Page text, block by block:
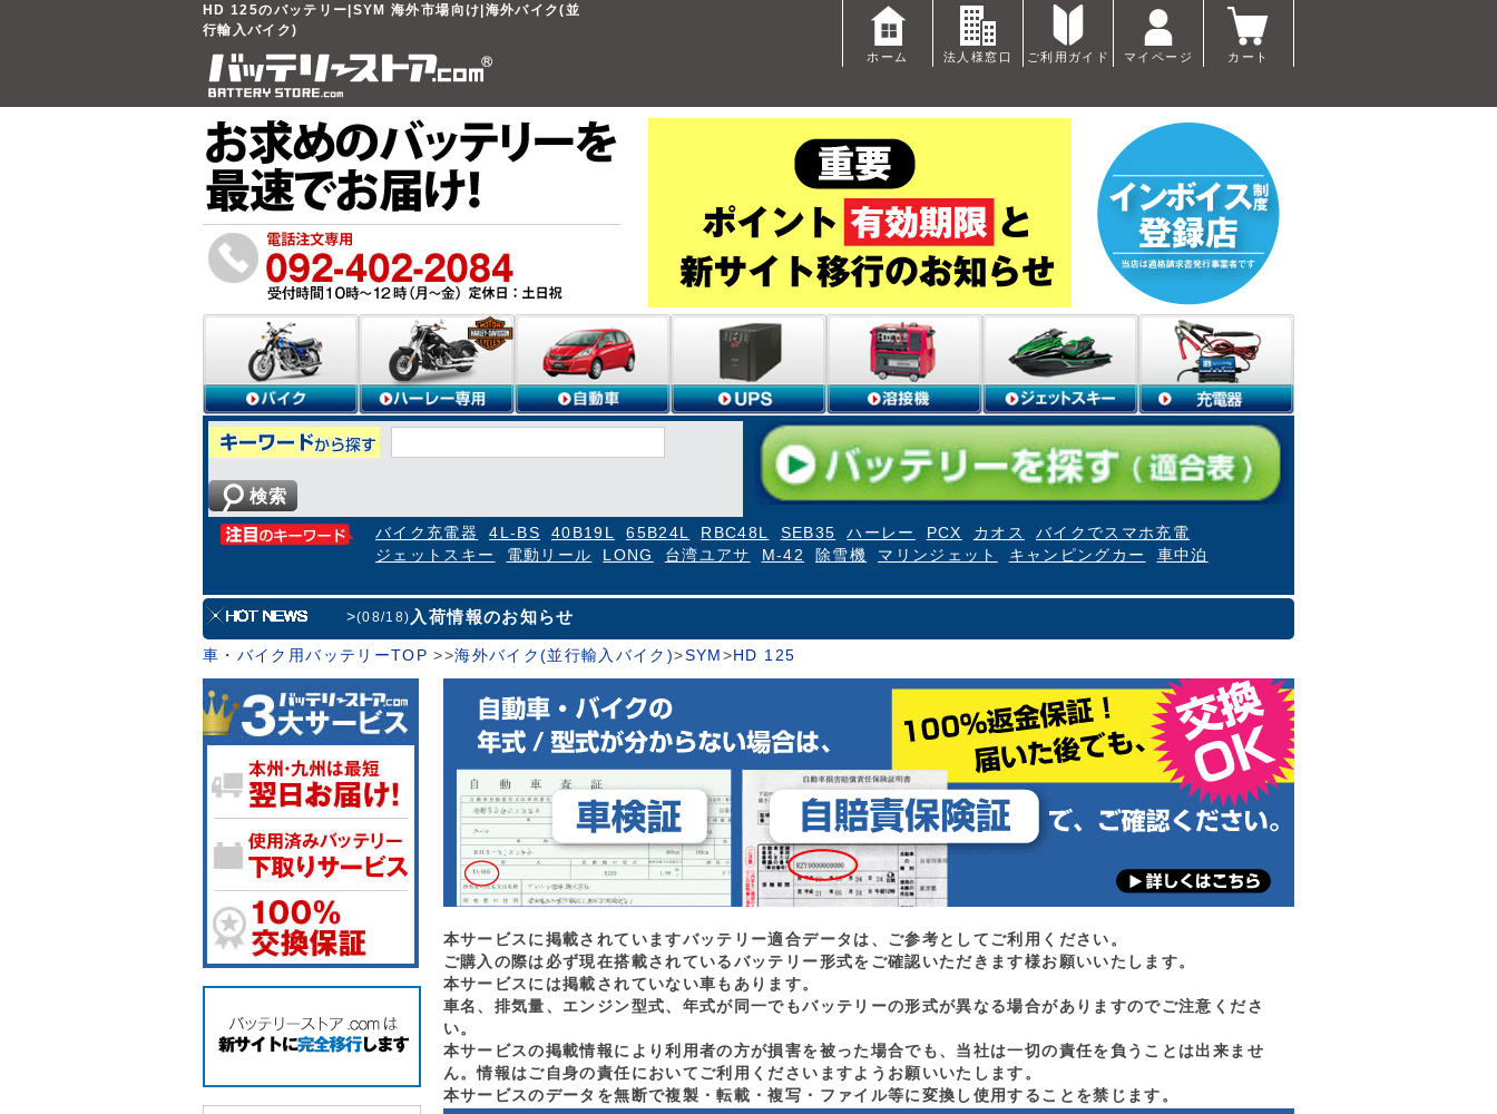
HD 125のバッテリー|SYM 海外市場向け|海外バイク(並
行輸入バイク)
ホーム 法人様窓口 ご利用ガイド マイページ カート
検索
バイク充電器 4L-BS 40B19L 65B24L RBC48L SEB35 ハーレー PCX カオス
バイクでスマホ充電
ジェットスキー
電動リール LONG 台湾ユアサ M-42 除雪機 マリンジェット キャンピングカー 車中泊
>(08/18) 入荷情報のお知らせ
車・バイク用バッテリーTOP >>海外バイク(並行輸入バイク)>SYM > HD 125
本サービスに掲載されていますバッテリー適合データは、ご参考としてご利用ください。
ご購入の際は必ず現在搭載されているバッテリー形式をご確認いただきます様お願いいたします。
本サービスには掲載されていない車もあります。
車名、排気量、エンジン型式、年式が同一でもバッテリーの形式が異なる場合がありますのでご注意くださ
い。
本サービスの掲載情報により利用者の方が損害を被った場合でも、当社は一切の責任を負うことは出来ませ
ん。情報はご自身の責任においてご利用くださいますようお願いいたします。
本サービスのデータを無断で複製・転載・複写・ファイル等に変換し使用することを禁じます。